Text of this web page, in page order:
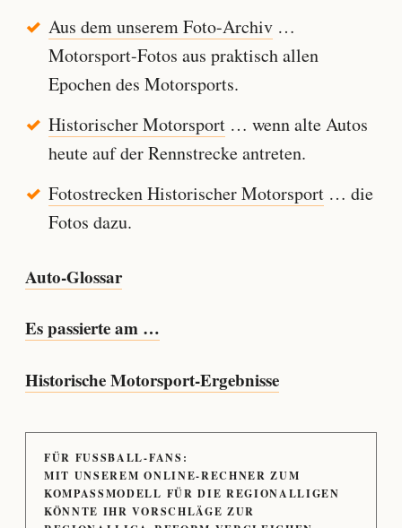
Aus dem unserem Foto-Archiv…
Motorsport-Fotos aus praktisch allen
Epochen des Motorsports.
Historischer Motorsport… wenn alte Autos
heute auf der Rennstrecke antreten.
Fotostrecken Historischer Motorsport… die
Fotos dazu.
Auto-Glossar
Es passierte am …
Historische Motorsport-Ergebnisse
FÜR FUSSBALL-FANS:
MIT UNSEREM ONLINE-RECHNER ZUM
KOMPASSMODELL FÜR DIE REGIONALLIGEN
KÖNNTE IHR VORSCHLÄGE ZUR